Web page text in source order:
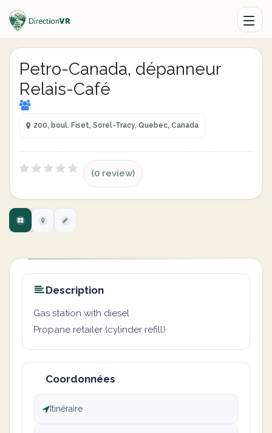
Petro-Canada, dépanneur
Relais-Café
200, boul. Fiset, Sorel-Tracy, Quebec, Canada
(0 review)
Description
Gas station with diesel
Propane retailer (cylinder refill)
Coordonnées
Itinéraire